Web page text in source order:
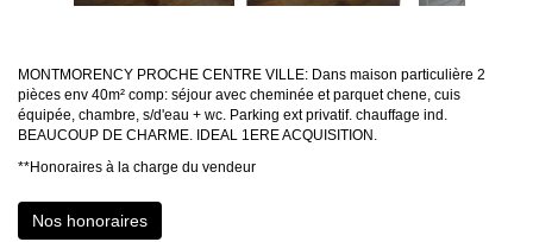
MONTMORENCY PROCHE CENTRE VILLE: Dans maison particulière 2
pièces env 40m² comp: séjour avec cheminée et parquet chene, cuis
équipée, chambre, s/d'eau + wc. Parking ext privatif. chauffage ind.
BEAUCOUP DE CHARME. IDEAL 1ERE ACQUISITION.
**Honoraires à la charge du vendeur
Nos honoraires